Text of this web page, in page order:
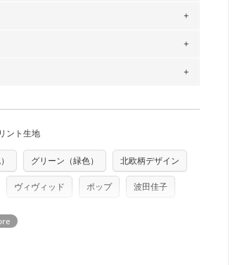
ット希望」などご記載ください（50cm
ている生地は６種類です。素材は
コットン（ツイル）・100％コットン
個までとなります（一部例外有り）それ
4～5営業日後の発送となる場合がござ
第、順次発送いたします。
ため、
購入後の返品および交換は承る
れません。予めご了承ください。
らての問題、クレームにつきましては当
せんのでご了承ください）
および柄がえらべるキットに付属された
。型紙自体の転用・販売および型紙を
ント生地
グリーン（緑色） 北欧柄デザイン
ヴィヴィッド ポップ 波田佳子